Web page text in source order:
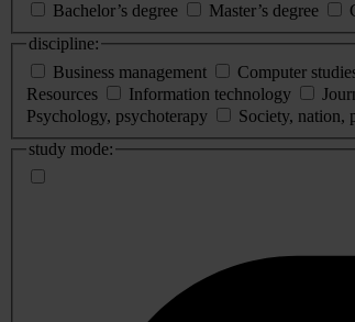
Bachelor’s degree
Master’s degree
discipline:
Business management
Computer
Resources
Information technology
Psychology, psychoterapy
Society, nation,
study mode: